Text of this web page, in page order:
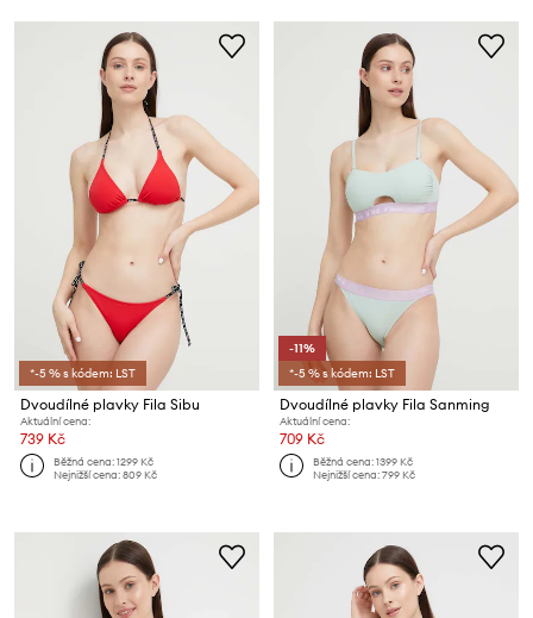
*-5 % s kódem: LST
Dvoudílné plavky Fila Sibu
Aktuální cena:
739 Kč
Běžná cena:1299 Kč
Nejnižší cena:809 Kč
-11%
*-5 % s kódem: LST
Dvoudílné plavky Fila Sanming
Aktuální cena:
709 Kč
Běžná cena:1399 Kč
Nejnižší cena:799 Kč